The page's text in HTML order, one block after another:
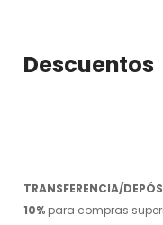
Descuentos
TRANSFERENCIA/
10% para compras